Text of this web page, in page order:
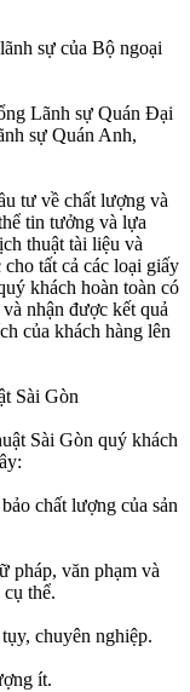
sự của Bộ ngoại
Lãnh sự Quán Đại
sự Quán Anh,
tư về chất lượng và
tin tưởng và lựa
thuật tài liệu và
tất cả các loại giấy
khách hoàn toàn có
nhận được kết quả
của khách hàng lên
Sài Gòn
Sài Gòn quý khách
chất lượng của sản
pháp, văn phạm và
thể.
chuyên nghiệp.
ít.